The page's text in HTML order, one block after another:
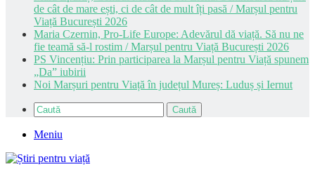
de cât de mare ești, ci de cât de mult îți pasă / Marșul pentru
Viață București 2026
Maria Czernin, Pro-Life Europe: Adevărul dă viață. Să nu ne
fie teamă să-l rostim / Marșul pentru Viață București 2026
PS Vincențiu: Prin participarea la Marșul pentru Viață spunem
„Da” iubirii
Noi Marșuri pentru Viață în județul Mureș: Luduș și Iernut
Caută
Meniu